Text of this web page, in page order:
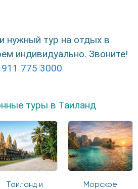
нужный тур на отдых в
индивидуально. Звоните!
911 775 3000
туры в Таиланд
Таиланд и
Морское